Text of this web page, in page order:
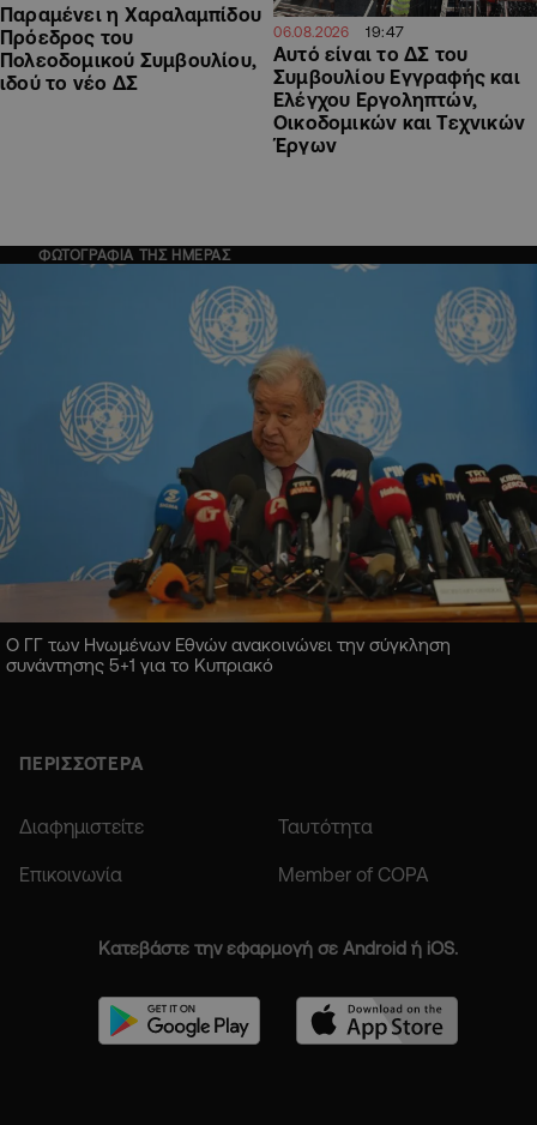
Παραμένει η Χαραλαμπίδου
Πρόεδρος του
Πολεοδομικού Συμβουλίου,
ιδού το νέο ΔΣ
06.08.2026 19:47
Αυτό είναι το ΔΣ του
Συμβουλίου Εγγραφής και
Ελέγχου Εργοληπτών,
Οικοδομικών και Τεχνικών
Έργων
ΦΩΤΟΓΡΑΦΙΑ ΤΗΣ ΗΜΕΡΑΣ
Ο ΓΓ των Ηνωμένων Εθνών ανακοινώνει την σύγκληση
συνάντησης 5+1 για το Κυπριακό
ΠΕΡΙΣΣΟΤΕΡΑ
Διαφημιστείτε Ταυτότητα
Επικοινωνία Member of COPA
Κατεβάστε την εφαρμογή σε Android ή iOS.